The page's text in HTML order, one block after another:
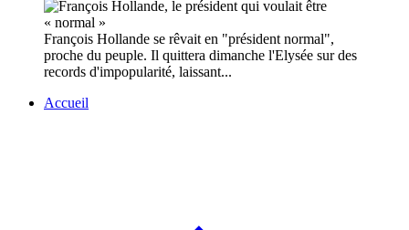
François Hollande se rêvait en "président normal",
proche du peuple. Il quittera dimanche l'Elysée sur des
records d'impopularité, laissant...
Accueil